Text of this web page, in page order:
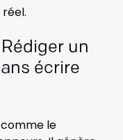
un
écrire
le